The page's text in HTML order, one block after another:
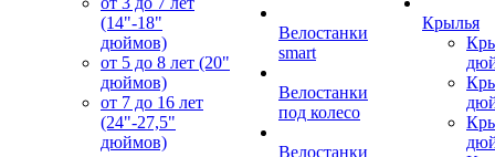
(14"-18"
дюймов)
от 5 до 8 лет (20"
дюймов)
от 7 до 16 лет
(24"-27,5"
дюймов)
Велостанки
smart
Велостанки
под колесо
Велостанки
Крылья